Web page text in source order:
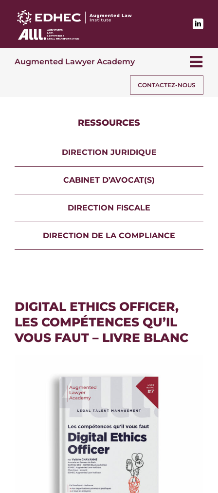
contenu
Augmented Lawyer Academy
MODÈLE DE COMPÉTENCES
CONTACTEZ-NOUS
RESSOURCES
DIRECTION JURIDIQUE
CABINET D’AVOCAT(S)
DIRECTION FISCALE
DIRECTION DE LA COMPLIANCE
DIGITAL ETHICS OFFICER,
LES COMPÉTENCES QU’IL
VOUS FAUT – LIVRE BLANC